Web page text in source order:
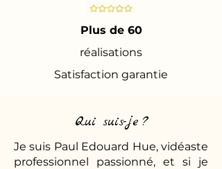
Plus de 60
réalisations
Satisfaction garantie
Qui suis-je ?
Je suis Paul Edouard Hue, vidéaste
professionnel passionné, et si je